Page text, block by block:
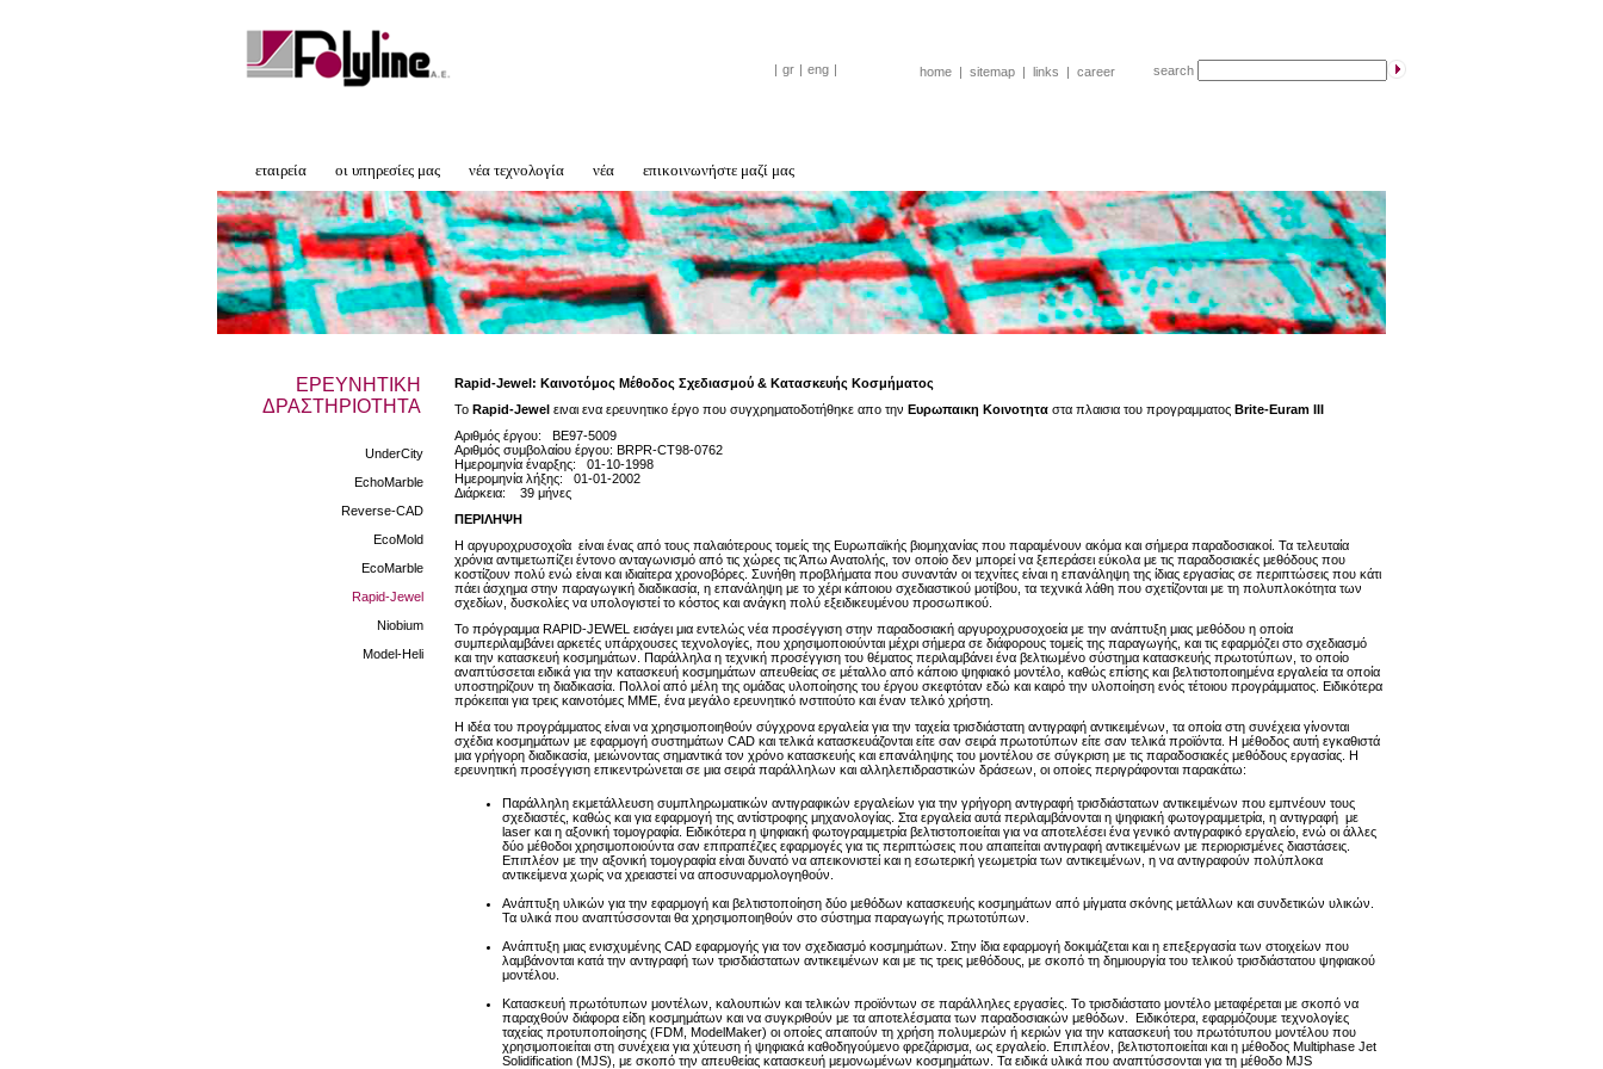
| gr | eng | home | sitemap | links | career search
εταιρεία οι υπηρεσίες μας νέα τεχνολογία νέα επικοινωνήστε μαζί μας
ΕΡΕΥΝΗΤΙΚΗ
ΔΡΑΣΤΗΡΙΟΤΗΤΑ
UnderCity
EchoMarble
Reverse-CAD
EcoMold
EcoMarble
Rapid-Jewel
Niobium
Model-Heli
Rapid-Jewel: Καινοτόμος Μέθοδος Σχεδιασμού & Κατασκευής Κοσμήματος
To Rapid-Jewel ειναι ενα ερευνητικο έργο που συγχρηματοδοτήθηκε απο την Ευρωπαικη Κοινοτητα στα πλαισια του προγραμματος Brite-Euram III
Αριθμός έργου: BE97-5009
Αριθμός συμβολαίου έργου: BRPR-CT98-0762
Ημερομηνία έναρξης: 01-10-1998
Ημερομηνία λήξης: 01-01-2002
Διάρκεια: 39 μήνες
ΠΕΡΙΛΗΨΗ
Η αργυροχρυσοχοΐα είναι ένας από τους παλαιότερους τομείς της Ευρωπαϊκής βιομηχανίας που παραμένουν ακόμα και σήμερα παραδοσιακοί. Τα τελευταία
χρόνια αντιμετωπίζει έντονο ανταγωνισμό από τις χώρες τις Άπω Ανατολής, τον οποίο δεν μπορεί να ξεπεράσει εύκολα με τις παραδοσιακές μεθόδους που
κοστίζουν πολύ ενώ είναι και ιδιαίτερα χρονοβόρες. Συνήθη προβλήματα που συναντάν οι τεχνίτες είναι η επανάληψη της ίδιας εργασίας σε περιπτώσεις που κάτι
πάει άσχημα στην παραγωγική διαδικασία, η επανάληψη με το χέρι κάποιου σχεδιαστικού μοτίβου, τα τεχνικά λάθη που σχετίζονται με τη πολυπλοκότητα των
σχεδίων, δυσκολίες να υπολογιστεί το κόστος και ανάγκη πολύ εξειδικευμένου προσωπικού.
Το πρόγραμμα RAPID-JEWEL εισάγει μια εντελώς νέα προσέγγιση στην παραδοσιακή αργυροχρυσοχοεία με την ανάπτυξη μιας μεθόδου η οποία
συμπεριλαμβάνει αρκετές υπάρχουσες τεχνολογίες, που χρησιμοποιούνται μέχρι σήμερα σε διάφορους τομείς της παραγωγής, και τις εφαρμόζει στο σχεδιασμό
και την κατασκευή κοσμημάτων. Παράλληλα η τεχνική προσέγγιση του θέματος περιλαμβάνει ένα βελτιωμένο σύστημα κατασκευής πρωτοτύπων, το οποίο
αναπτύσσεται ειδικά για την κατασκευή κοσμημάτων απευθείας σε μέταλλο από κάποιο ψηφιακό μοντέλο, καθώς επίσης και βελτιστοποιημένα εργαλεία τα οποία
υποστηρίζουν τη διαδικασία. Πολλοί από μέλη της ομάδας υλοποίησης του έργου σκεφτόταν εδώ και καιρό την υλοποίηση ενός τέτοιου προγράμματος. Ειδικότερα
πρόκειται για τρεις καινοτόμες ΜΜΕ, ένα μεγάλο ερευνητικό ινστιτούτο και έναν τελικό χρήστη.
Η ιδέα του προγράμματος είναι να χρησιμοποιηθούν σύγχρονα εργαλεία για την ταχεία τρισδιάστατη αντιγραφή αντικειμένων, τα οποία στη συνέχεια γίνονται
σχέδια κοσμημάτων με εφαρμογή συστημάτων CAD και τελικά κατασκευάζονται είτε σαν σειρά πρωτοτύπων είτε σαν τελικά προϊόντα. Η μέθοδος αυτή εγκαθιστά
μια γρήγορη διαδικασία, μειώνοντας σημαντικά τον χρόνο κατασκευής και επανάληψης του μοντέλου σε σύγκριση με τις παραδοσιακές μεθόδους εργασίας. Η
ερευνητική προσέγγιση επικεντρώνεται σε μια σειρά παράλληλων και αλληλεπιδραστικών δράσεων, οι οποίες περιγράφονται παρακάτω:
Παράλληλη εκμετάλλευση συμπληρωματικών αντιγραφικών εργαλείων για την γρήγορη αντιγραφή τρισδιάστατων αντικειμένων που εμπνέουν τους
σχεδιαστές, καθώς και για εφαρμογή της αντίστροφης μηχανολογίας. Στα εργαλεία αυτά περιλαμβάνονται η ψηφιακή φωτογραμμετρία, η αντιγραφή με
laser και η αξονική τομογραφία. Ειδικότερα η ψηφιακή φωτογραμμετρία βελτιστοποιείται για να αποτελέσει ένα γενικό αντιγραφικό εργαλείο, ενώ οι άλλες
δύο μέθοδοι χρησιμοποιούντα σαν επιτραπέζιες εφαρμογές για τις περιπτώσεις που απαιτείται αντιγραφή αντικειμένων με περιορισμένες διαστάσεις.
Επιπλέον με την αξονική τομογραφία είναι δυνατό να απεικονιστεί και η εσωτερική γεωμετρία των αντικειμένων, η να αντιγραφούν πολύπλοκα
αντικείμενα χωρίς να χρειαστεί να αποσυναρμολογηθούν.
Ανάπτυξη υλικών για την εφαρμογή και βελτιστοποίηση δύο μεθόδων κατασκευής κοσμημάτων από μίγματα σκόνης μετάλλων και συνδετικών υλικών.
Τα υλικά που αναπτύσσονται θα χρησιμοποιηθούν στο σύστημα παραγωγής πρωτοτύπων.
Ανάπτυξη μιας ενισχυμένης CAD εφαρμογής για τον σχεδιασμό κοσμημάτων. Στην ίδια εφαρμογή δοκιμάζεται και η επεξεργασία των στοιχείων που
λαμβάνονται κατά την αντιγραφή των τρισδιάστατων αντικειμένων και με τις τρεις μεθόδους, με σκοπό τη δημιουργία του τελικού τρισδιάστατου ψηφιακού
μοντέλου.
Κατασκευή πρωτότυπων μοντέλων, καλουπιών και τελικών προϊόντων σε παράλληλες εργασίες. Το τρισδιάστατο μοντέλο μεταφέρεται με σκοπό να
παραχθούν διάφορα είδη κοσμημάτων και να συγκριθούν με τα αποτελέσματα των παραδοσιακών μεθόδων. Ειδικότερα, εφαρμόζουμε τεχνολογίες
ταχείας προτυποποίησης (FDM, ModelMaker) οι οποίες απαιτούν τη χρήση πολυμερών ή κεριών για την κατασκευή του πρωτότυπου μοντέλου που
χρησιμοποιείται στη συνέχεια για χύτευση ή ψηφιακά καθοδηγούμενο φρεζάρισμα, ως εργαλείο. Επιπλέον, βελτιστοποιείται και η μέθοδος Multiphase Jet
Solidification (MJS), με σκοπό την απευθείας κατασκευή μεμονωμένων κοσμημάτων. Τα ειδικά υλικά που αναπτύσσονται για τη μέθοδο MJS